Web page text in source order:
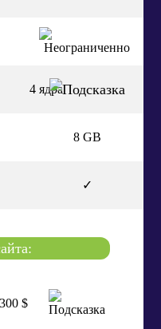
4 ядра
8 GB
✓
$